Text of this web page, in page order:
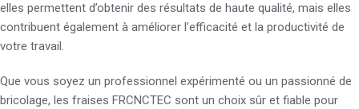
elles permettent d’obtenir des résultats de haute qualité, mais elles
contribuent également à améliorer l’efficacité et la productivité de
votre travail.
Que vous soyez un professionnel expérimenté ou un passionné de
bricolage, les fraises FRCNCTEC sont un choix sûr et fiable pour